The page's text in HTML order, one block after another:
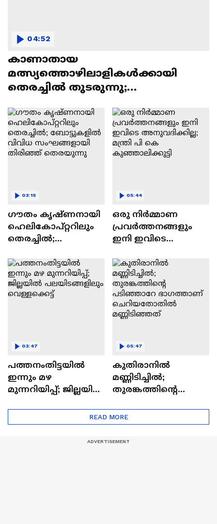
കാണാതായ
മത്സ്യത്തൊഴിലാളികൾക്കായി
തെരച്ചിൽ തുടരുന്നു;
പി.സി.വിഷ്‌ണുനാഥ്‌
04:52
ഗൗതം കൃഷ്ണനായി
ഹെലികോപ്റ്ററിലും
തെരച്ചിൽ;‍‍‍
സംഘങ്ങളായി
തിരിഞ്ഞ് തെരയുന്നു
03:15
ഒരു നിര്‍മ്മാണ
പ്രവര്‍ത്തനങ്ങളും
ഇനി ഇവിടെ
പി കെ
കുഞ്ഞാലിക്കുട്ടി
05:44
പത്തനംതിട്ടയിൽ
ഇന്നും മഴ
മുന്നറിയിപ്പ്; ജില്ലയിൽ
03:47
കുതിരാനിൽ
മണ്ണിടിച്ചിൽ;
തുരങ്കത്തിൻ്റെ
ഭാഗത്താണ്
ചെറിയതോതിൽ
05:47
READ MORE